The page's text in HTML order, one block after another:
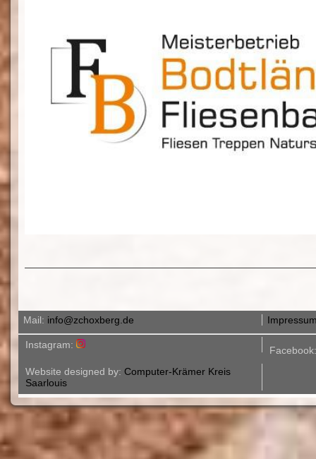
Mail: info@zchoxberg.de
Instagram:
Facebook:
Website designed by:Computer-Krämer Kreis
Saarlouis